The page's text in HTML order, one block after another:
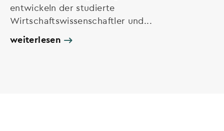
entwickeln der studierte
Wirtschaftswissenschaftler und...
weiterlesen